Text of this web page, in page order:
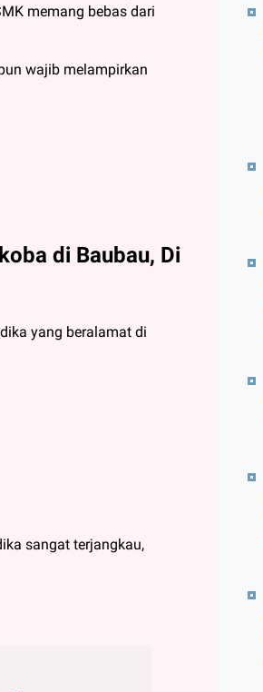
memang bebas dari
wajib melampirkan
di Baubau, Di
yang beralamat di
sangat terjangkau,